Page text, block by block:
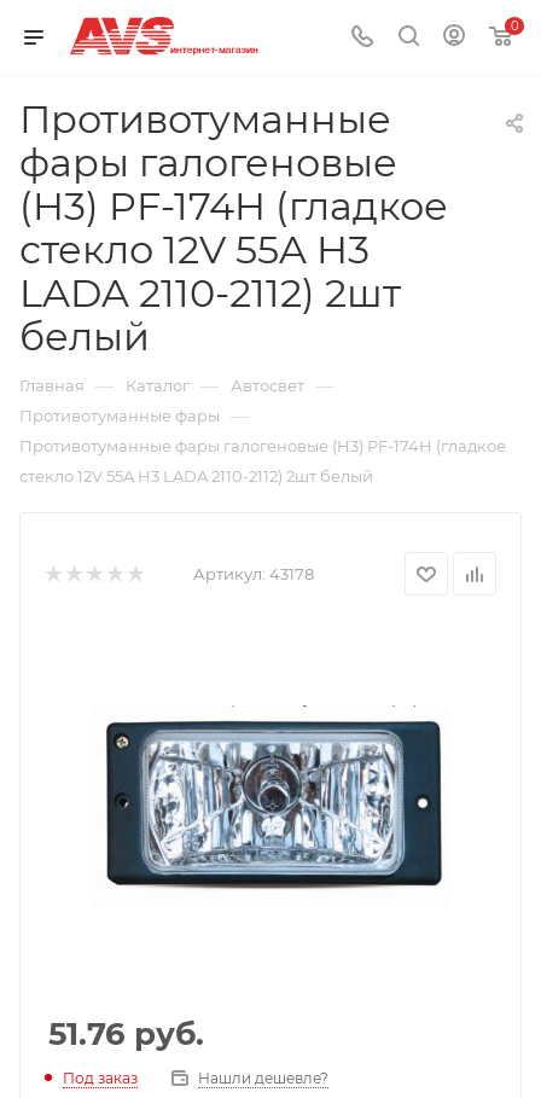
0
Противотуманные
фары галогеновые
(H3) PF-174H (гладкое
стекло 12V 55A H3
LADA 2110-2112) 2шт
белый
Главная — Каталог — Автосвет —
Противотуманные фары —
Противотуманные фары галогеновые (H3) PF-174H (гладкое
стекло 12V 55A H3 LADA 2110-2112) 2шт белый
Артикул: 43178
51.76 руб.
Под заказ Нашли дешевле?